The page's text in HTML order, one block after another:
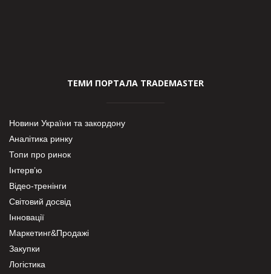
ТЕМИ ПОРТАЛА TRADEMASTER
Новини України та закордону
Аналітика ринку
Топи про ринок
Інтерв’ю
Відео-тренінги
Світовий досвід
Інновації
Маркетинг&Продажі
Закупки
Логістика